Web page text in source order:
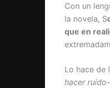
Con un
la novela, S
que en
Lo hace de
hacer